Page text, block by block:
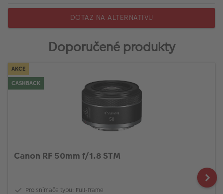
DOTAZ NA ALTERNATIVU
Doporučené produkty
AKCE
CASHBACK
Canon RF 50mm f/1.8 STM
Pro snímače typu: Full-frame